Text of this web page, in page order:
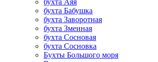
бухта Аяя
бухта Бабушка
бухта Заворотная
бухта Змеиная
бухта Сосновая
бухта Сосновка
Бухты Большого моря